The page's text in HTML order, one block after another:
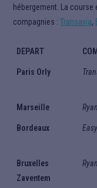
hébergement. La course
compagnies :Transavia,
DEPART
Paris Orly
Marseille
Bordeaux
Bruxelles
Zaventem